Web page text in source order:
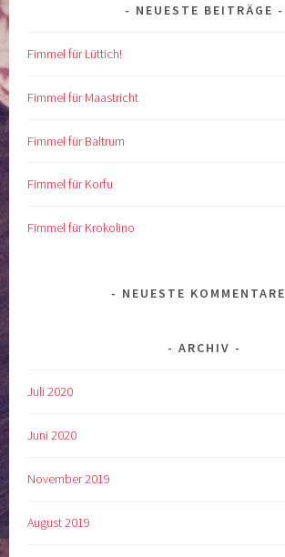
NEUESTE BEITRÄGE
Fimmel für Lüttich!
Fimmel für Maastricht
Fimmel für Baltrum
Fimmel für Korfu
Fimmel für Krokolino
NEUESTE KOMMENTARE
ARCHIV
Juli 2020
Juni 2020
November 2019
August 2019